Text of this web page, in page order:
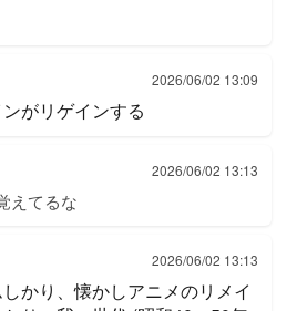
2026/06/02 13:09
がリゲインする
2026/06/02 13:13
えてるな
2026/06/02 13:13
かり、懐かしアニメのリメイ